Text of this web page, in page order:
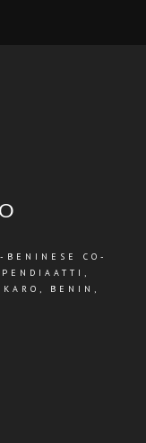
BENINESE CO-
BENIN,